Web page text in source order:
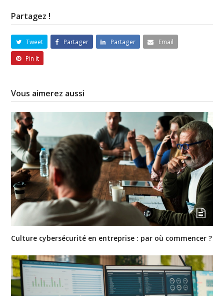
Partagez !
Tweet Partager Partager
Email
Pin It
Vous aimerez aussi
Culture cybersécurité en entreprise : par où commencer ?